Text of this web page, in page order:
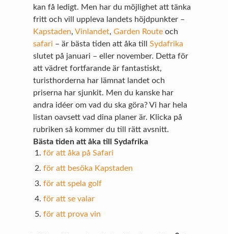
kan få ledigt. Men har du möjlighet att tänka
fritt och vill uppleva landets höjdpunkter –
Kapstaden,Vinlandet,Garden Route och
safari – är bästa tiden att åka tillSydafrika
slutet på januari – eller november. Detta för
att vädret fortfarande är fantastiskt,
turisthorderna har lämnat landet och
priserna har sjunkit. Men du kanske har
andra idéer om vad du ska göra? Vi har hela
listan oavsett vad dina planer är. Klicka på
rubriken så kommer du till rätt avsnitt.
Bästa tiden att åka till Sydafrika
för att åka på Safari
för att besöka Kapstaden
för att spela golf
för att se valar
för att prova vin